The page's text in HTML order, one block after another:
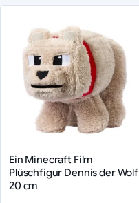
Ein Minecraft Film
Plüschfigur Dennis der Wolf
20 cm